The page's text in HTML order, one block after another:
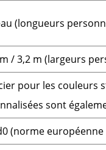
(longueurs
/ 3,2 m (largeurs
pour les couleurs
sont
(norme